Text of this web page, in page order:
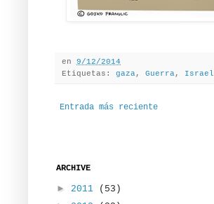
en 9/12/2014
Etiquetas: gaza, Guerra, Israel
Entrada más reciente
ARCHIVE
► 2011
(53)